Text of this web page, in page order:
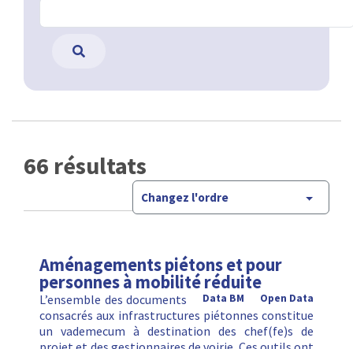
66 résultats
Changez l'ordre
Aménagements piétons et pour
personnes à mobilité réduite
Open Data
Data BM
L’ensemble des documents
consacrés aux infrastructures piétonnes constitue
un vademecum à destination des chef(fe)s de